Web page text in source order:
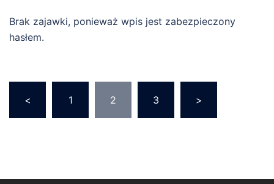
Brak zajawki, ponieważ wpis jest zabezpieczony
hasłem.
po
wpisach
< 1 2 3 >